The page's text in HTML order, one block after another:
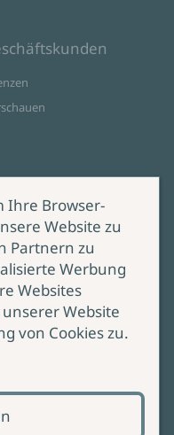
Fragen zur Produktsicherheit
Sie sich bitte an
Ihre Browser-
Website zu
Partnern zu
Werbung
Websites
Website
von Cookies zu.